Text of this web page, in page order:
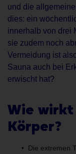
und die
dies: ein
innerhalb von drei
sie zudem noch
Vermeidung ist
Sauna auch bei
erwischt hat?
Wie wirkt
Körper?
Die extremen